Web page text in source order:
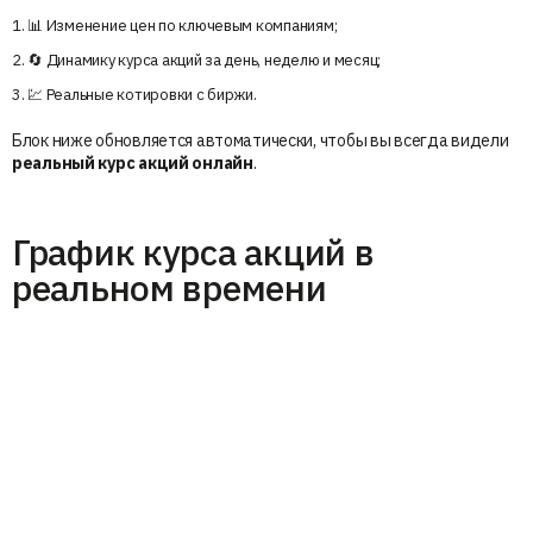
📊 Изменение цен по ключевым компаниям;
🔄 Динамику курса акций за день, неделю и месяц;
💹 Реальные котировки с биржи.
Блок ниже обновляется автоматически, чтобы вы всегда видели
реальный курс акций онлайн.
График курса акций в
реальном времени